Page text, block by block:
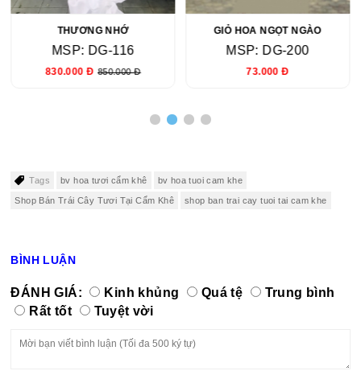
THƯƠNG NHỚ
MSP: DG-116
830.000 Đ 850.000 Đ
GIỎ HOA NGỌT NGÀO
MSP: DG-200
73.000 Đ
Tags bv hoa tươi cẩm khê bv hoa tuoi cam khe
Shop Bán Trái Cây Tươi Tại Cẩm Khê shop ban trai cay tuoi tai cam khe
BÌNH LUẬN
ĐÁNH GIÁ: Kinh khủng Quá tệ
Trung bình
Rất tốt
Tuyệt vời